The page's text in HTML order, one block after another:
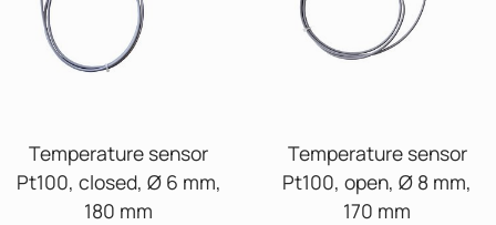
Temperature sensor
Pt100, closed, Ø 6 mm,
180 mm
Temperature sensor
Pt100, open, Ø 8 mm,
170 mm